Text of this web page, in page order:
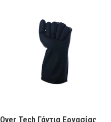
Over Tech Γάντια Εργασίας